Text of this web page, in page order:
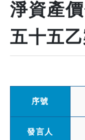
淨資產
五十五乙
序號
發言人